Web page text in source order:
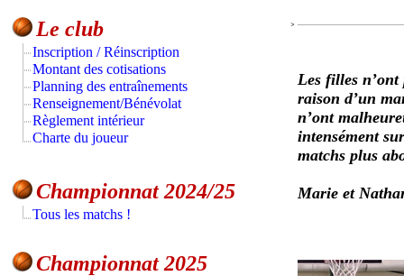
Le club
Inscription / Réinscription
Montant des cotisations
Planning des entraînements
Renseignement/Bénévolat
Règlement intérieur
Charte du joueur
Les filles n’ont
raison d’un
n’ont
intensément
matchs plus
Marie et
Championnat 2024/25
Tous les matchs !
Championnat 2025